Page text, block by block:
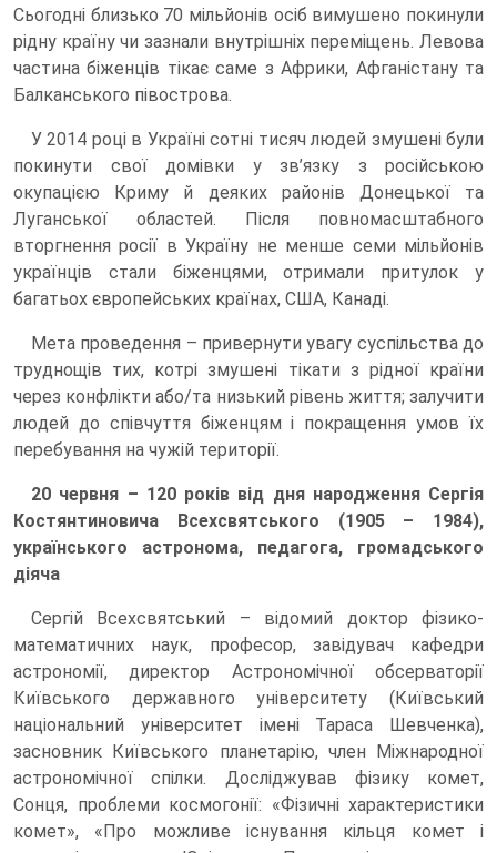
Сьогодні близько 70 мільйонів осіб вимушено покинули
рідну країну чи зазнали внутрішніх переміщень. Левова
частина біженців тікає саме з Африки, Афганістану та
Балканського півострова.
У 2014 році в Україні сотні тисяч людей змушені були
покинути свої домівки у зв’язку з російською
окупацією Криму й деяких районів Донецької та
Луганської областей. Після повномасштабного
вторгнення росії в Україну не менше семи мільйонів
українців стали біженцями, отримали притулок у
багатьох європейських країнах, США, Канаді.
Мета проведення – привернути увагу суспільства до
труднощів тих, котрі змушені тікати з рідної країни
через конфлікти або/та низький рівень життя; залучити
людей до співчуття біженцям і покращення умов їх
перебування на чужій території.
20 червня – 120 років від дня народження Сергія
Костянтиновича Всехсвятського (1905 – 1984),
українського астронома, педагога, громадського
діяча
Сергій Всехсвятський – відомий доктор фізико-
математичних наук, професор, завідувач кафедри
астрономії, директор Астрономічної обсерваторії
Київського державного університету (Київський
національний університет імені Тараса Шевченка),
засновник Київського планетарію, член Міжнародної
астрономічної спілки. Досліджував фізику комет,
Сонця, проблеми космогонії: «Фізичні характеристики
комет», «Про можливе існування кільця комет і